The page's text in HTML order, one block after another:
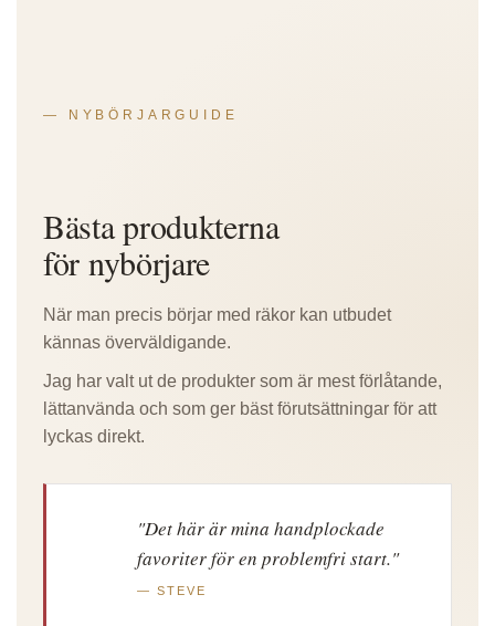
NYBÖRJARGUIDE
Bästa produkterna
för nybörjare
När man precis börjar med räkor kan utbudet
kännas överväldigande.
Jag har valt ut de produkter som är mest förlåtande,
lättanvända och som ger bäst förutsättningar för att
lyckas direkt.
"Det här är mina handplockade
favoriter för en problemfri start."
— STEVE